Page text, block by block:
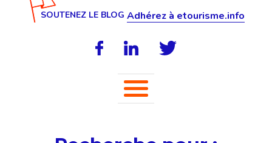
SOUTENEZ LE BLOG Adhérez à etourisme.info